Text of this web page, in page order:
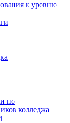
к уровню
по
колледжа